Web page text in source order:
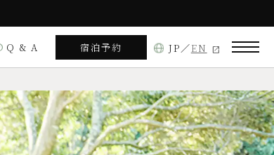
Q & A 宿泊予約 JP EN